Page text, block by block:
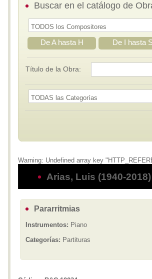
Buscar en el catálogo de
De A hasta H De I hasta
Título de la Obra:
Warning: Undefined array key
Arias, Luis (1940-2018)
Pararritmias
Instrumentos: Piano
Categorías: Partituras